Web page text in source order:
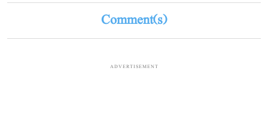
Comment(s)
ADVERTISEMENT